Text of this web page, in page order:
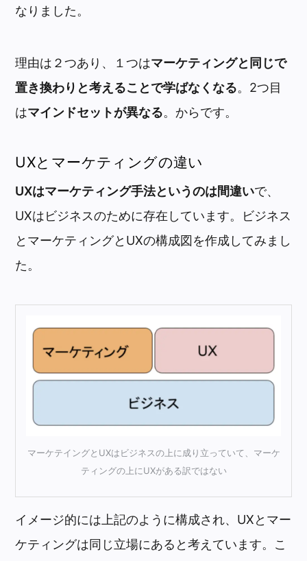
なりました。
理由は２つあり、１つはマーケティングと同じで
置き換わりと考えることで学ばなくなる。2つ目
はマインドセットが異なる。からです。
UXとマーケティングの違い
UXはマーケティング手法というのは間違いで、
UXはビジネスのために存在しています。ビジネス
とマーケティングとUXの構成図を作成してみまし
た。
マーケテイングとUXはビジネスの上に成り立っていて、マーケ
ティングの上にUXがある訳ではない
イメージ的には上記のように構成され、UXとマー
ケティングは同じ立場にあると考えています。こ